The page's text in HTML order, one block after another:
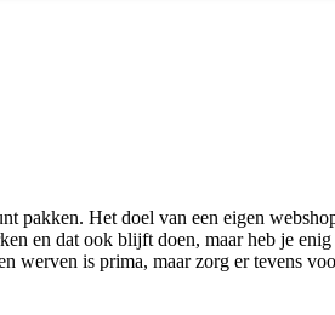
pakken. Het doel van een eigen
en dat ook blijft doen, maar heb je
werven is prima, maar zorg er tevens